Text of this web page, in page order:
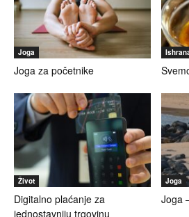
Joga
Joga za početnike
Život
Digitalno plaćanje za
jednostavniju trgovinu
Joga
Joga